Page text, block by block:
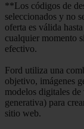
**Los códigos de
seleccionados y no
oferta es válida
cualquier momento
efectivo.
Ford utiliza una
objetivo, imágenes
modelos digitales
generativa) para
sitio web.